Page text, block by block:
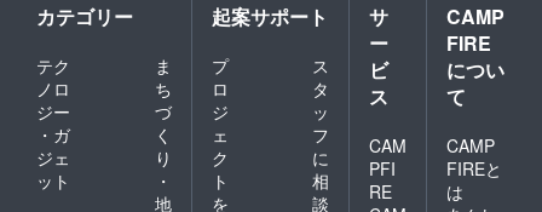
カテゴリー
テク
ノロ
ジー
・ガ
ジェ
ット
ま
ち
づ
く
り
・
地
起案サポート
プ
ロ
ジ
ェ
ク
ト
を
ス
タ
ッ
フ
に
相
談
サ
ー
ビ
ス
CAM
PFI
RE
CAMP
FIRE
につい
て
CAMP
FIREと
は